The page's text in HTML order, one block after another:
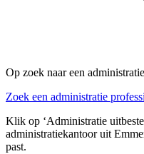
Op zoek naar een
Zoek een administratie
Klik op ‘Administratie
administratiekantoor uit
past.